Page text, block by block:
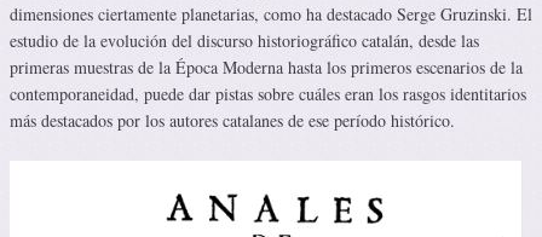
dimensiones ciertamente planetarias, como ha destacado Serge Gruzinski. El
estudio de la evolución del discurso historiográfico catalán, desde las
primeras muestras de la Época Moderna hasta los primeros escenarios de la
contemporaneidad, puede dar pistas sobre cuáles eran los rasgos identitarios
más destacados por los autores catalanes de ese período histórico.